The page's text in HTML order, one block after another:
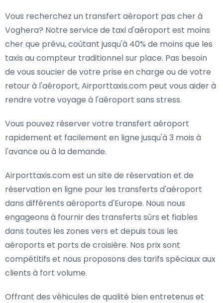
Vous recherchez un transfert aéroport pas cher à
Voghera? Notre service de taxi d'aéroport est moins
cher que prévu, coûtant jusqu'à 40% de moins que les
taxis au compteur traditionnel sur place. Pas besoin
de vous soucier de votre prise en charge ou de votre
retour à l'aéroport, Airporttaxis.com peut vous aider à
rendre votre voyage à l'aéroport sans stress.
Vous pouvez réserver votre transfert aéroport
rapidement et facilement en ligne jusqu'à 3 mois à
l'avance ou à la demande.
Airporttaxis.com est un site de réservation et de
réservation en ligne pour les transferts d'aéroport
dans différents aéroports d'Europe. Nous nous
engageons à fournir des transferts sûrs et fiables
dans toutes les zones vers et depuis tous les
aéroports et ports de croisière. Nos prix sont
compétitifs et nous proposons des tarifs spéciaux aux
clients à fort volume.
Offrant des véhicules de qualité bien entretenus et